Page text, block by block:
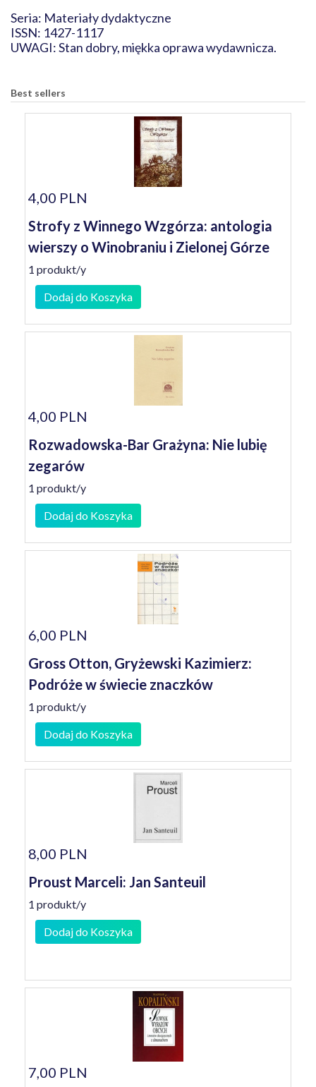
Seria: Materiały dydaktyczne
ISSN: 1427-1117
UWAGI: Stan dobry, miękka oprawa wydawnicza.
Best sellers
4,00 PLN
Strofy z Winnego Wzgórza: antologia
wierszy o Winobraniu i Zielonej Górze
1 produkt/y
Dodaj do Koszyka
4,00 PLN
Rozwadowska-Bar Grażyna: Nie lubię
zegarów
1 produkt/y
Dodaj do Koszyka
6,00 PLN
Gross Otton, Gryżewski Kazimierz:
Podróże w świecie znaczków
1 produkt/y
Dodaj do Koszyka
8,00 PLN
Proust Marceli: Jan Santeuil
1 produkt/y
Dodaj do Koszyka
7,00 PLN